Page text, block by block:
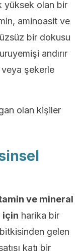
yüksek olan bir
aminoasit ve
bir dokusu
andırır
veya şekerle
olan kişiler
ve mineral
için harika bir
gelen
katı bir